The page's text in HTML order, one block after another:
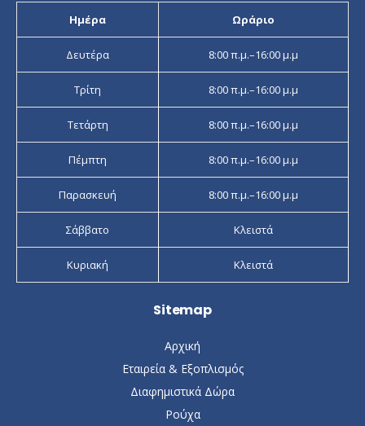
Ημέρα Ωράριο
Δευτέρα 8:00 π.μ.–16:00 μ.μ
Τρίτη 8:00 π.μ.–16:00 μ.μ
Τετάρτη 8:00 π.μ.–16:00 μ.μ
Πέμπτη 8:00 π.μ.–16:00 μ.μ
Παρασκευή 8:00 π.μ.–16:00 μ.μ
Σάββατο Κλειστά
Κυριακή Κλειστά
Sitemap
Αρχική
Εταιρεία & Εξοπλισμός
Διαφημιστικά Δώρα
Ρούχα